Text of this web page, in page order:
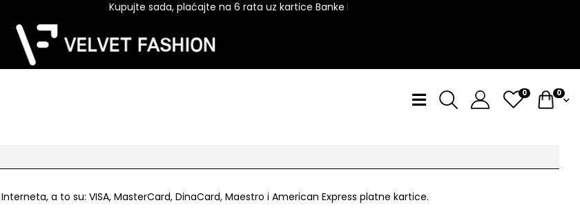
Kupujte sada, plaćajte na 6 rata uz kartice Banke Intesa!
0 0
a to su: VISA, MasterCard, DinaCard, Maestro i American Express platne kartice.